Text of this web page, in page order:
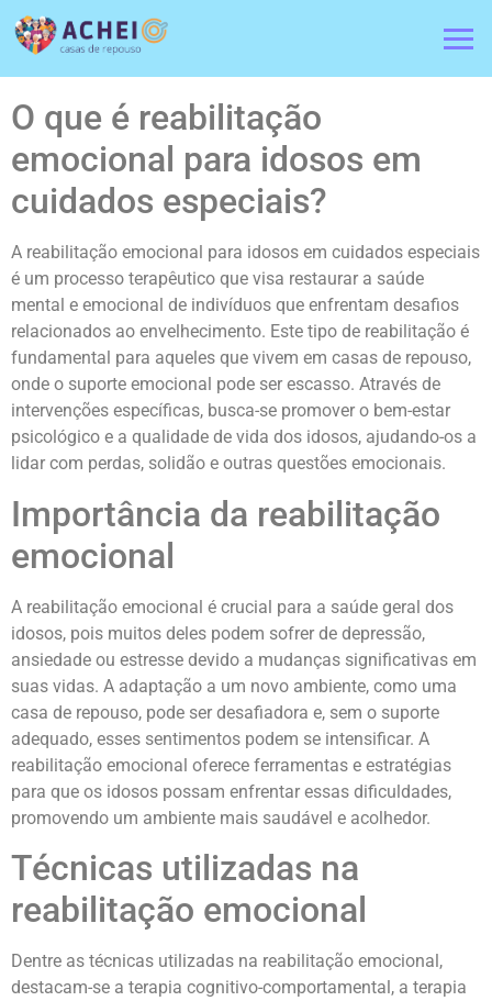
O que é reabilitação
emocional para idosos em
cuidados especiais?
A reabilitação emocional para idosos em cuidados especiais
é um processo terapêutico que visa restaurar a saúde
mental e emocional de indivíduos que enfrentam desafios
relacionados ao envelhecimento. Este tipo de reabilitação é
fundamental para aqueles que vivem em casas de repouso,
onde o suporte emocional pode ser escasso. Através de
intervenções específicas, busca-se promover o bem-estar
psicológico e a qualidade de vida dos idosos, ajudando-os a
lidar com perdas, solidão e outras questões emocionais.
Importância da reabilitação
emocional
A reabilitação emocional é crucial para a saúde geral dos
idosos, pois muitos deles podem sofrer de depressão,
ansiedade ou estresse devido a mudanças significativas em
suas vidas. A adaptação a um novo ambiente, como uma
casa de repouso, pode ser desafiadora e, sem o suporte
adequado, esses sentimentos podem se intensificar. A
reabilitação emocional oferece ferramentas e estratégias
para que os idosos possam enfrentar essas dificuldades,
promovendo um ambiente mais saudável e acolhedor.
Técnicas utilizadas na
reabilitação emocional
Dentre as técnicas utilizadas na reabilitação emocional,
destacam-se a terapia cognitivo-comportamental, a terapia